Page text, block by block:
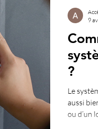
?
Le
aussi
ou d’un
9